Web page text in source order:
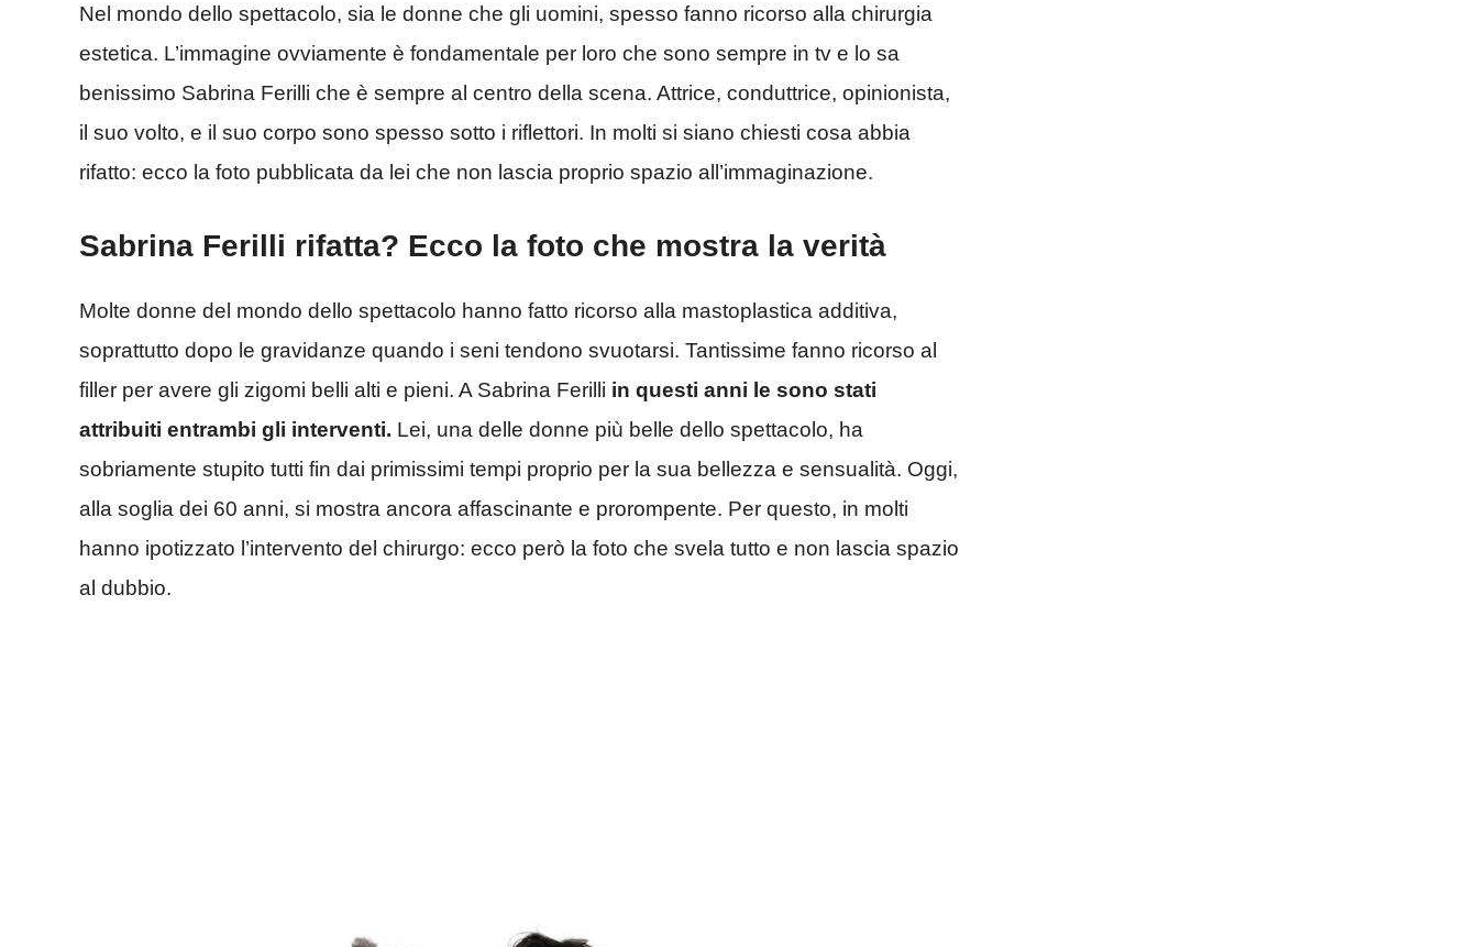
Nel mondo dello spettacolo, sia le donne che gli uomini, spesso fanno ricorso alla chirurgia
estetica. L’immagine ovviamente è fondamentale per loro che sono sempre in tv e lo sa
benissimo Sabrina Ferilli che è sempre al centro della scena. Attrice, conduttrice, opinionista,
il suo volto, e il suo corpo sono spesso sotto i riflettori. In molti si siano chiesti cosa abbia
rifatto: ecco la foto pubblicata da lei che non lascia proprio spazio all’immaginazione.
Sabrina Ferilli rifatta? Ecco la foto che mostra la verità
Molte donne del mondo dello spettacolo hanno fatto ricorso alla mastoplastica additiva,
soprattutto dopo le gravidanze quando i seni tendono svuotarsi. Tantissime fanno ricorso al
filler per avere gli zigomi belli alti e pieni. A Sabrina Ferilli in questi anni le sono stati
attribuiti entrambi gli interventi. Lei, una delle donne più belle dello spettacolo, ha
sobriamente stupito tutti fin dai primissimi tempi proprio per la sua bellezza e sensualità. Oggi,
alla soglia dei 60 anni, si mostra ancora affascinante e prorompente. Per questo, in molti
hanno ipotizzato l’intervento del chirurgo: ecco però la foto che svela tutto e non lascia spazio
al dubbio.